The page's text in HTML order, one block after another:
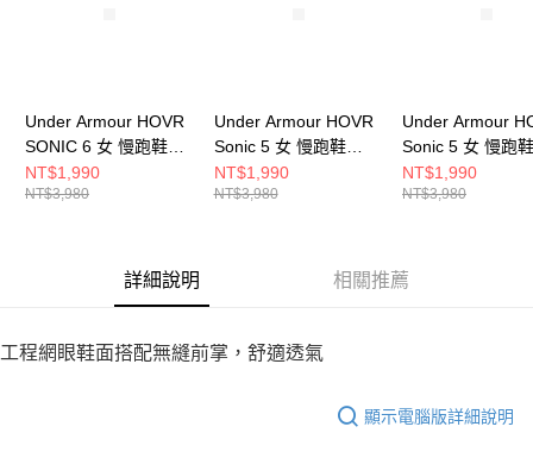
Under Armour HOVR
SONIC 6 女 慢跑鞋
3026128-101
NT$1,990
NT$3,980
Under Armour HOVR
Sonic 5 女 慢跑鞋
3024906-102
NT$1,990
NT$3,980
Under Armour
Sonic 5 女 慢跑鞋
3024906-001
NT$1,990
NT$3,980
詳細說明 相關推薦
工程網眼鞋面搭配無縫前掌，舒適透氣
顯示電腦版詳細說明